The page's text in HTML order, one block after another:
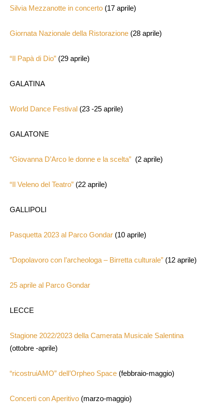
Silvia Mezzanotte in concerto (17 aprile)
Giornata Nazionale della Ristorazione (28 aprile)
“Il Papà di Dio” (29 aprile)
GALATINA
World Dance Festival (23 -25 aprile)
GALATONE
“Giovanna D’Arco le donne e la scelta” (2 aprile)
“Il Veleno del Teatro” (22 aprile)
GALLIPOLI
Pasquetta 2023 al Parco Gondar (10 aprile)
“Dopolavoro con l’archeologa – Birretta culturale” (12 aprile)
25 aprile al Parco Gondar
LECCE
Stagione 2022/2023 della Camerata Musicale Salentina
(ottobre -aprile)
“ricostruiAMO” dell’Orpheo Space (febbraio-maggio)
Concerti con Aperitivo (marzo-maggio)